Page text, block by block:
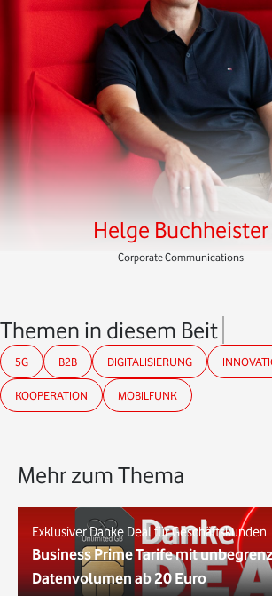
Helge Buchheister
Corporate Communications
Themen in diesem Beitrag
5G B2B DIGITALISIERUNG
KOOPERATION MOBILFUNK
Mehr zum Thema
Exklusiver Danke Deal für Geschäftskunden
Business Prime Tarife mit
Datenvolumen ab 20 Euro